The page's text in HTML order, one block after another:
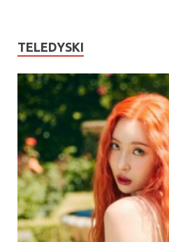
TELEDYSKI